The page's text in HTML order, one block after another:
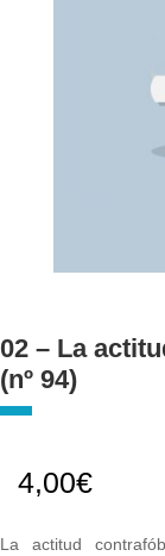
02 – La
(nº 94)
4,00€
La actitud